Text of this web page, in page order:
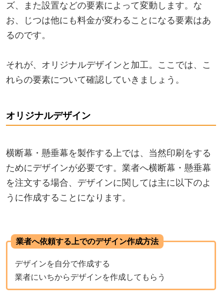
ズ、また設置などの要素によって変動します。な
お、じつは他にも料金が変わることになる要素はあ
るのです。
それが、オリジナルデザインと加工。ここでは、こ
れらの要素について確認していきましょう。
オリジナルデザイン
横断幕・懸垂幕を製作する上では、当然印刷をする
ためにデザインが必要です。業者へ横断幕・懸垂幕
を注文する場合、デザインに関しては主に以下のよ
うに作成することになります。
業者へ依頼する上でのデザイン作成方法
デザインを自分で作成する
業者にいちからデザインを作成してもらう